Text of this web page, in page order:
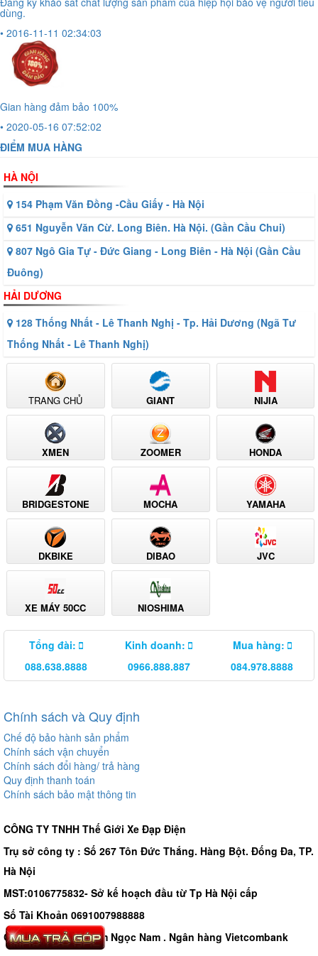
dùng.
• 2016-11-11 02:34:03
Gian hàng đảm bảo 100%
• 2020-05-16 07:52:02
ĐIỂM MUA HÀNG
HÀ NỘI
154 Phạm Văn Đồng -Cầu Giấy - Hà Nội
651 Nguyễn Văn Cừ. Long Biên. Hà Nội. (Gần Cầu Chui)
807 Ngô Gia Tự - Đức Giang - Long Biên - Hà Nội (Gần Cầu
Đuông)
HẢI DƯƠNG
128 Thống Nhất - Lê Thanh Nghị - Tp. Hải Dương (Ngã Tư
Thống Nhất - Lê Thanh Nghị)
TRANG CHỦ GIANT NIJIA
XMEN ZOOMER HONDA
BRIDGESTONE MOCHA YAMAHA
DKBIKE DIBAO JVC
XE MÁY 50CC NIOSHIMA
Tổng đài:
088.638.8888
Kinh doanh:
0966.888.887
Mua hàng:
084.978.8888
Chính sách và Quy định
Chế độ bảo hành sản phẩm
Chính sách vận chuyển
Chính sách đổi hàng/ trả hàng
Quy định thanh toán
Chính sách bảo mật thông tin
CÔNG TY TNHH Thế Giới Xe Đạp Điện
Trụ sở công ty : Số 267 Tôn Đức Thắng. Hàng Bột. Đống Đa, TP.
Hà Nội
MST:0106775832- Sở kế hoạch đầu từ Tp Hà Nội cấp
Số Tài Khoản 0691007988888
Chủ tài khoản - Phạm Ngọc Nam . Ngân hàng Vietcombank